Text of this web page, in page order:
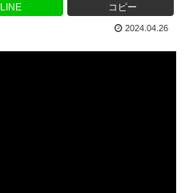
LINE コピー
2024.04.26